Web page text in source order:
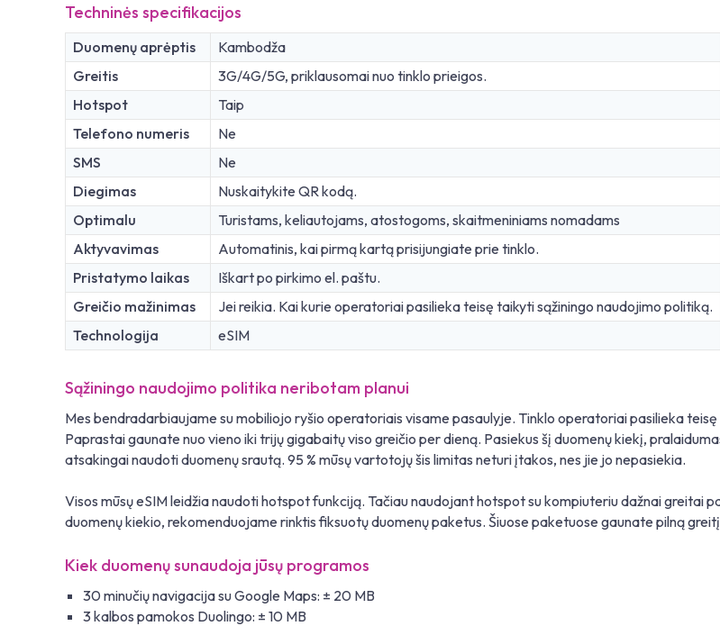
Techninės specifikacijos
Duomenų aprėptis
Kambodža
Greitis
3G/4G/5G, priklausomai nuo tinklo prieigos.
Hotspot
Taip
Telefono numeris
Ne
SMS
Ne
Diegimas
Nuskaitykite QR kodą.
Optimalu
Turistams, keliautojams, atostogoms, skaitmeniniams nomadams
Aktyvavimas
Automatinis, kai pirmą kartą prisijungiate prie tinklo.
Pristatymo laikas
Iškart po pirkimo el. paštu.
Greičio mažinimas
Jei reikia. Kai kurie operatoriai pasilieka teisę taikyti sąžiningo naudojimo politiką.
Technologija
eSIM
Sąžiningo naudojimo politika neribotam planui
Mes bendradarbiaujame su mobiliojo ryšio operatoriais visame pasaulyje. Tinklo operatoriai pasilieka
Paprastai gaunate nuo vieno iki trijų gigabaitų viso greičio per dieną. Pasiekus šį duomenų kiekį,
atsakingai naudoti duomenų srautą. 95 % mūsų vartotojų šis limitas neturi įtakos, nes jie jo nepasiekia.
Visos mūsų eSIM leidžia naudoti hotspot funkciją. Tačiau naudojant hotspot su kompiuteriu dažnai greitai
duomenų kiekio, rekomenduojame rinktis fiksuotų duomenų paketus. Šiuose paketuose gaunate pilną
Kiek duomenų sunaudoja jūsų programos
30 minučių navigacija su Google Maps: ± 20 MB
3 kalbos pamokos Duolingo: ± 10 MB